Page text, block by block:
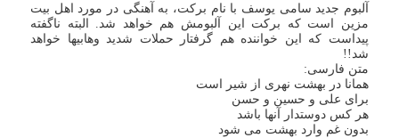
آلبوم جدید سامی یوسف با نام برکت، به آهنگی در مورد اهل بیت
مزین است که برکت این آلبومش هم خواهد شد. البته ناگفته
پیداست که این خواننده هم گرفتار حملات شدید وهابیها خواهد
شد!!
متن فارسی:
همانا در بهشت نهری از شیر است
برای علی و حسین و حسن
هر کس دوستدار آنها باشد
بدون غم وارد بهشت می شود